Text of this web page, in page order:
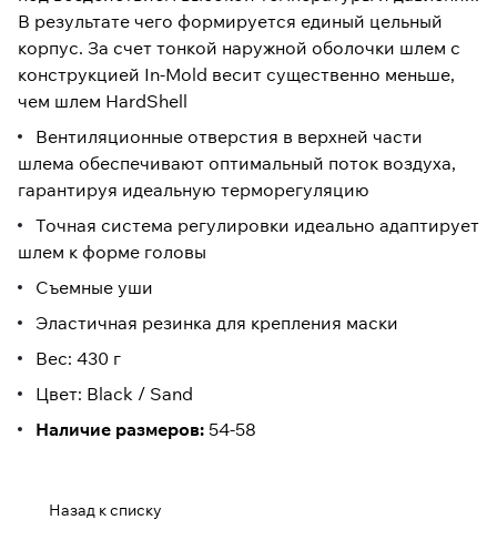
В результате чего формируется единый цельный
корпус. За счет тонкой наружной оболочки шлем с
конструкцией In-Mold весит существенно меньше,
чем шлем HardShell
Вентиляционные отверстия в верхней части
шлема обеспечивают оптимальный поток воздуха,
гарантируя идеальную терморегуляцию
Точная система регулировки идеально адаптирует
шлем к форме головы
Съемные уши
Эластичная резинка для крепления маски
Вес: 430 г
Цвет: Black / Sand
Наличие размеров: 54-58
Назад к списку